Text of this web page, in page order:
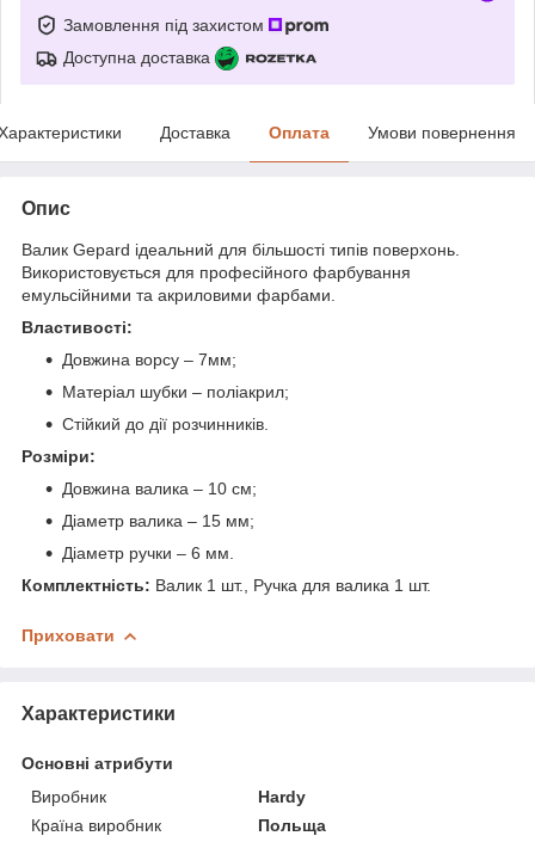
Замовлення під захистом
Доступна доставка
Доставка Оплата Умови повернення
Опис
Валик Gepard ідеальний для більшості типів поверхонь.
Використовується для професійного фарбування
емульсійними та акриловими фарбами.
Властивості:
Довжина ворсу – 7мм;
Матеріал шубки – поліакрил;
Стійкий до дії розчинників.
Розміри:
Довжина валика – 10 см;
Діаметр валика – 15 мм;
Діаметр ручки – 6 мм.
Комплектність: Валик 1 шт., Ручка для валика 1 шт.
Приховати
Характеристики
Основні атрибути
Виробник
Hardy
Країна виробник
Польща